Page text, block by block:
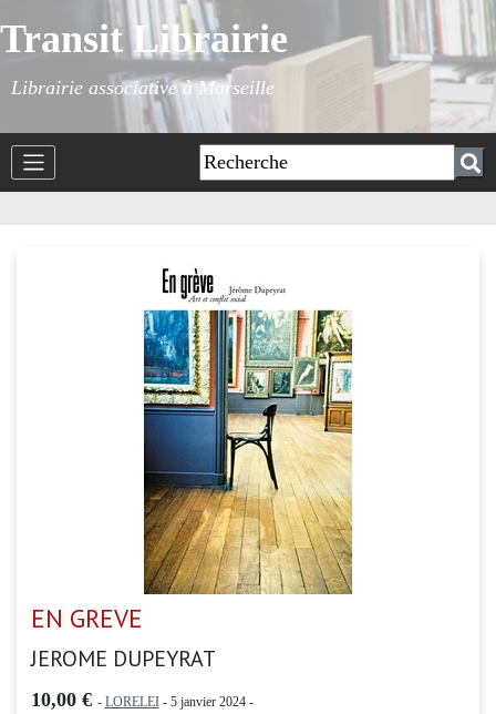
Transit Librairie
Librairie associative à Marseille
EN GREVE
JEROME DUPEYRAT
10,00 € - LORELEI- 5 janvier 2024 -